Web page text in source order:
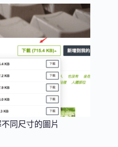
同尺寸的圖片